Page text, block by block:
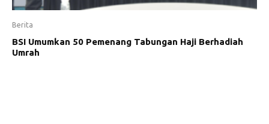
Berita
BSI Umumkan 50 Pemenang Tabungan Haji Berhadiah
Umrah